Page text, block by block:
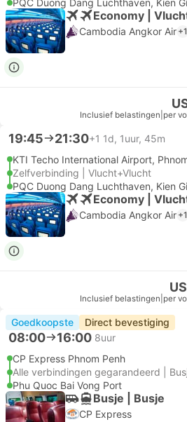
PQC Duong Dang Luchthaven, Kien
Economy |
Cambodia Angkor Air +1
Inclusief belastingen per
19:45 21:30+1 1d, 1uur, 45m
KTI Techo International Airport,
Zelfverbinding | Vlucht+Vlucht
PQC Duong Dang Luchthaven, Kien
Economy |
Cambodia Angkor Air +1
Inclusief belastingen per
Goedkoopste Direct bevestiging
08:00 16:00 8uur
CP Express Phnom Penh
Alle verbindingen gegarandeerd |
Phu Quoc Bai Vong Port
Busje | Busje
CP Express